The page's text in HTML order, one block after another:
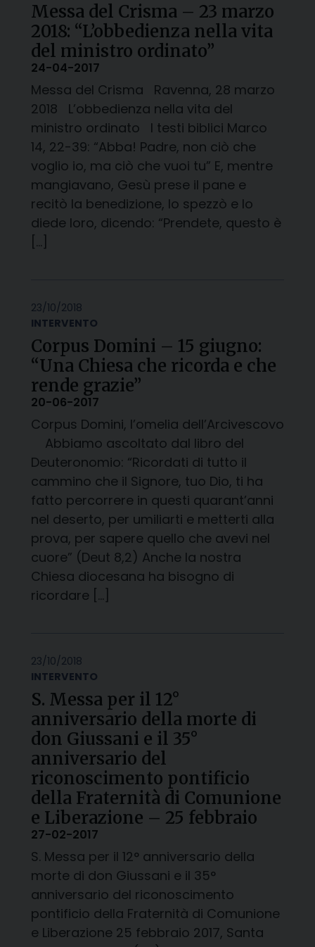
Messa del Crisma – 23 marzo
2018: “L’obbedienza nella vita
del ministro ordinato”
24-04-2017
Messa del Crisma Ravenna, 28 marzo
2018 L’obbedienza nella vita del
ministro ordinato I testi biblici Marco
14, 22-39: “Abba! Padre, non ciò che
voglio io, ma ciò che vuoi tu” E, mentre
mangiavano, Gesù prese il pane e
recitò la benedizione, lo spezzò e lo
diede loro, dicendo: “Prendete, questo è
[…]
23/10/2018
INTERVENTO
Corpus Domini – 15 giugno:
“Una Chiesa che ricorda e che
rende grazie”
20-06-2017
Corpus Domini, l’omelia dell’Arcivescovo
Abbiamo ascoltato dal libro del
Deuteronomio: “Ricordati di tutto il
cammino che il Signore, tuo Dio, ti ha
fatto percorrere in questi quarant’anni
nel deserto, per umiliarti e metterti alla
prova, per sapere quello che avevi nel
cuore” (Deut 8,2) Anche la nostra
Chiesa diocesana ha bisogno di
ricordare […]
23/10/2018
INTERVENTO
S. Messa per il 12°
anniversario della morte di
don Giussani e il 35°
anniversario del
riconoscimento pontificio
della Fraternità di Comunione
e Liberazione – 25 febbraio
27-02-2017
S. Messa per il 12° anniversario della
morte di don Giussani e il 35°
anniversario del riconoscimento
pontificio della Fraternità di Comunione
e Liberazione 25 febbraio 2017, Santa